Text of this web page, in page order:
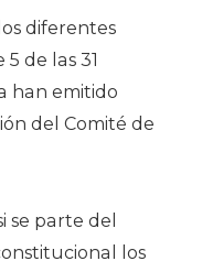
diferentes
de las 31
han emitido
del Comité de
se parte del
los